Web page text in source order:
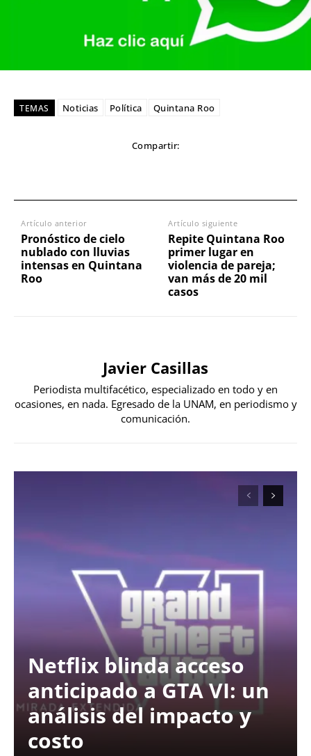
TEMAS Noticias Política Quintana Roo
Compartir:
Artículo anterior
Pronóstico de cielo
nublado con lluvias
intensas en Quintana
Roo
Artículo siguiente
Repite Quintana Roo
primer lugar en
violencia de pareja;
van más de 20 mil
casos
Javier Casillas
Periodista multifacético, especializado en todo y en
ocasiones, en nada. Egresado de la UNAM, en periodismo y
comunicación.
Netflix blinda acceso
anticipado a GTA VI: un
análisis del impacto y
costo